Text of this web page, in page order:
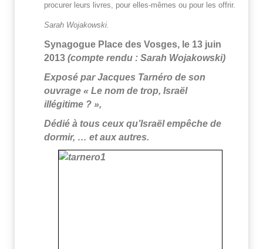
procurer leurs livres, pour elles-mêmes ou pour les offrir.
Sarah Wojakowski.
Synagogue Place des Vosges, le 13 juin
2013 (compte rendu : Sarah Wojakowski)
Exposé par Jacques Tarnéro de son
ouvrage « Le nom de trop, Israël
illégitime ? »,
Dédié à tous ceux qu’Israël empêche de
dormir, … et aux autres.